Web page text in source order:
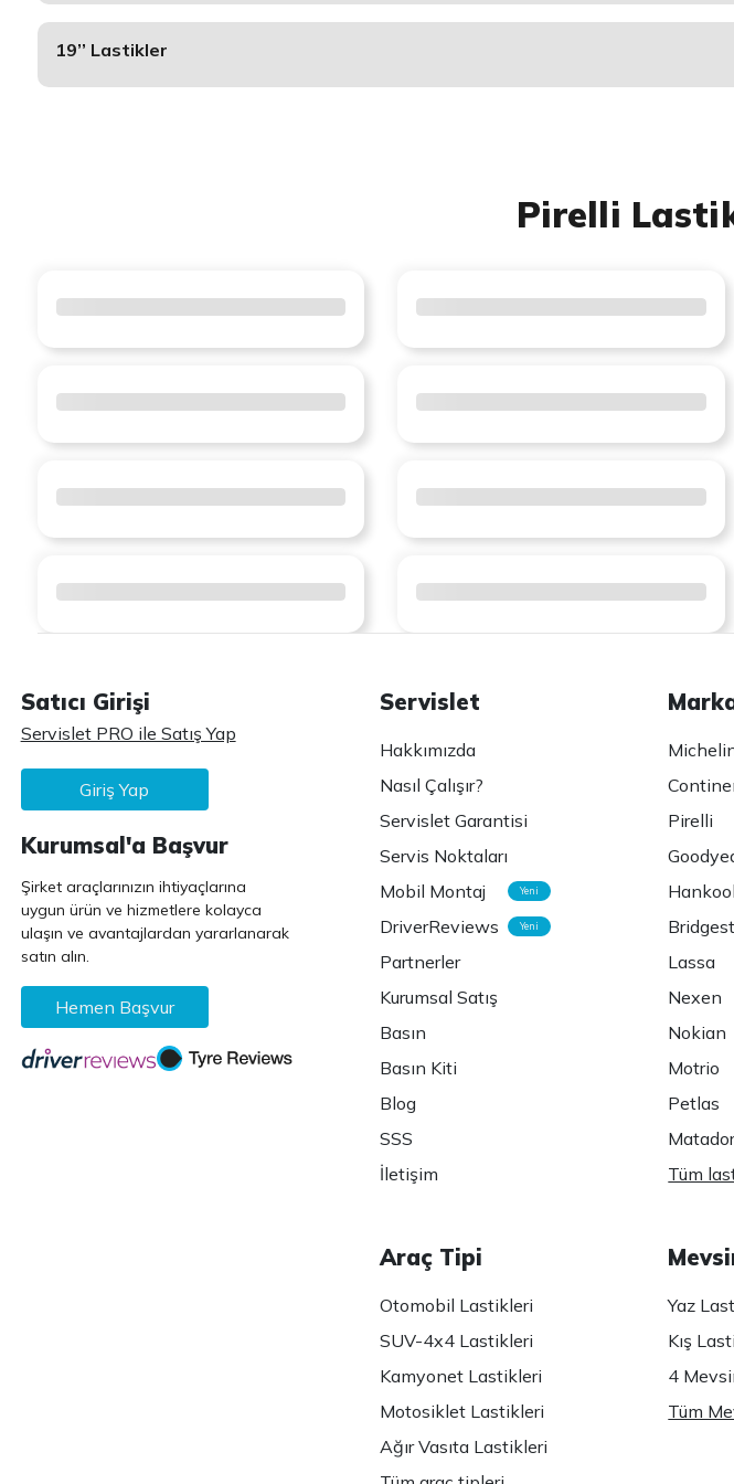
19’’ Lastikler
Pirelli
Satıcı Girişi
Servislet PRO ile Satış Yap
Giriş Yap
Kurumsal'a Başvur
Şirket araçlarınızın ihtiyaçlarına
uygun ürün ve hizmetlere kolayca
ulaşın ve avantajlardan yararlanarak
satın alın.
Hemen Başvur
Servislet
Hakkımızda
Nasıl Çalışır?
Servislet Garantisi
Servis Noktaları
Mobil Montaj
Yeni
DriverReviews Yeni
Partnerler
Kurumsal Satış
Basın
Basın Kiti
Blog
SSS
İletişim
Pirelli
Lassa
Nexen
Nokian
Motrio
Petlas
Tüm
Araç Tipi
Otomobil Lastikleri
SUV-4x4 Lastikleri
Kamyonet Lastikleri
Motosiklet Lastikleri
Ağır Vasıta Lastikleri
Yaz
Kış
4
Tüm